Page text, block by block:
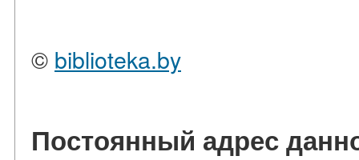
© biblioteka.by
Постоянный адрес